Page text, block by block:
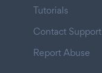
Tutorials
Contact Support
Report Abuse